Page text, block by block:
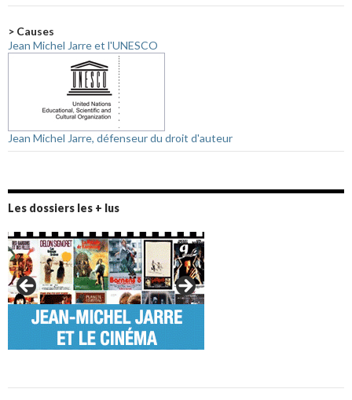
> Causes
Jean Michel Jarre et l'UNESCO
Jean Michel Jarre, défenseur du droit d'auteur
Les dossiers les + lus